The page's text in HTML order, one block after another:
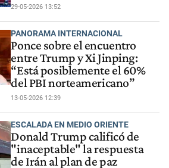
29-05-2026 13:52
PANORAMA INTERNACIONAL
Ponce sobre el encuentro
entre Trump y Xi Jinping:
“Está posiblemente el 60%
del PBI norteamericano”
13-05-2026 12:39
ESCALADA EN MEDIO ORIENTE
Donald Trump calificó de
"inaceptable" la respuesta
de Irán al plan de paz